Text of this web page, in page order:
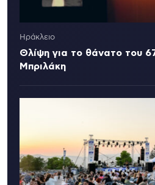
Ηράκλειο
Θλίψη για το θάνατο του
Μπριλάκη